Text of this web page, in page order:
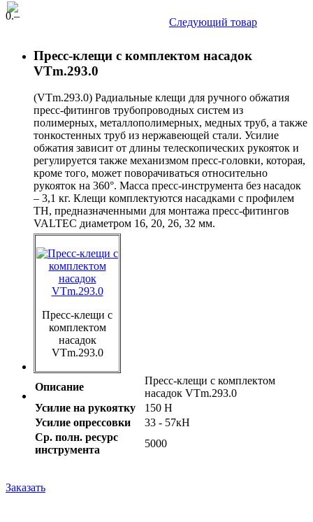
Следующий товар
0.–
Пресс-клещи с комплектом насадок
VTm.293.0
(VTm.293.0) Радиальные клещи для ручного обжатия
пресс-фитингов трубопроводных систем из
полимерных, металлополимерных, медных труб, а также
тонкостенных труб из нержавеющей стали. Усилие
обжатия зависит от длины телескопических рукояток и
регулируется также механизмом пресс-головки, которая,
кроме того, может поворачиваться относительно
рукояток на 360°. Масса пресс-инструмента без насадок
– 3,1 кг. Клещи комплектуются насадками с профилем
ТН, предназначенными для монтажа пресс-фитингов
VALTEC диаметром 16, 20, 26, 32 мм.
Пресс-клещи с
комплектом
насадок
VTm.293.0
Описание
Пресс-клещи с комплектом
насадок VTm.293.0
Усилие на рукоятку
150 Н
Усилие опрессовки
33 - 57кН
Ср. полн. ресурс
инструмента
5000
Заказать